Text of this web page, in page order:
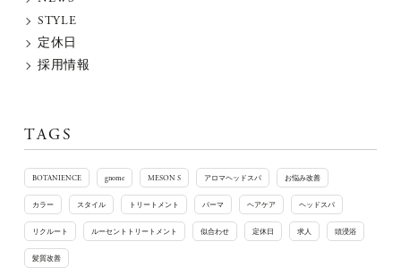
STYLE
定休日
採用情報
TAGS
BOTANIENCE gnome MESON S アロマヘッドスパ お悩み改善
カラー スタイル トリートメント パーマ ヘアケア ヘッドスパ
リクルート ルーセントトリートメント 似合わせ 定休日 求人 頭浸浴
髪質改善